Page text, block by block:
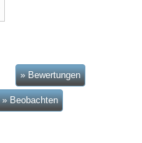
» Bewertungen
» Beobachten